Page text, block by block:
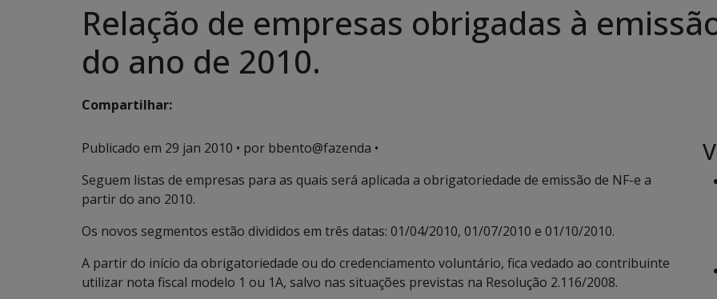
Relação de empresas obrigadas à
do ano de 2010.
Compartilhar:
Publicado em 29 jan 2010 • por bbento@fazenda •
Seguem listas de empresas para as quais será aplicada a obrigatoriedade de emissão de NF-e a
partir do ano 2010.
Os novos segmentos estão divididos em três datas: 01/04/2010, 01/07/2010 e 01/10/2010.
A partir do início da obrigatoriedade ou do credenciamento voluntário, fica vedado ao contribuinte
utilizar nota fiscal modelo 1 ou 1A, salvo nas situações previstas na Resolução 2.116/2008.